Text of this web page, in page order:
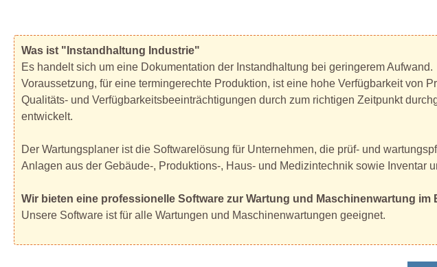
Was ist "Instandhaltung Industrie"
Es handelt sich um eine Dokumentation der Instandhaltung bei geringerem Aufwand.
Voraussetzung, für eine termingerechte Produktion, ist eine hohe Verfügbarkeit von
Qualitäts- und Verfügbarkeitsbeeinträchtigungen durch zum richtigen Zeitpunkt
entwickelt.
Der Wartungsplaner ist die Softwarelösung für Unternehmen, die prüf- und
Anlagen aus der Gebäude-, Produktions-, Haus- und Medizintechnik sowie Inventar
Wir bieten eine professionelle Software zur Wartung und Maschinenwartung im
Unsere Software ist für alle Wartungen und Maschinenwartungen geeignet.